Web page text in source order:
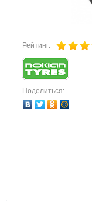
Рейтинг:
Поделиться: